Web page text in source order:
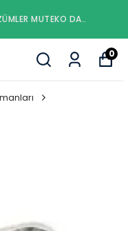
EKONOMIK ÇÖZÜMLER
0